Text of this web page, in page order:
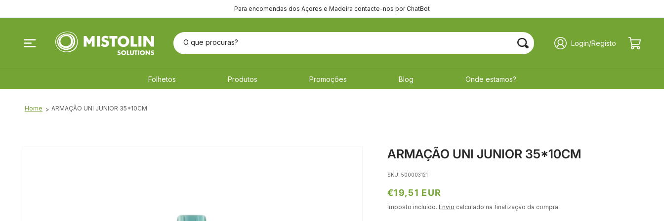
conteúdo
Para encomendas dos Açores e Madeira contacte-nos por ChatBot
O que procuras?
Iniciar
sessãoLogin/Registo Carrinho
Folhetos Produtos Promoções Blog Onde estamos?
Home ARMAÇÃO UNI JUNIOR 35*10CM
ARMAÇÃO UNI JUNIOR 35*10CM
SKU: 500003121
Preço
normal
€19,51 EUR
Imposto incluído. Envio calculado na finalização da compra.